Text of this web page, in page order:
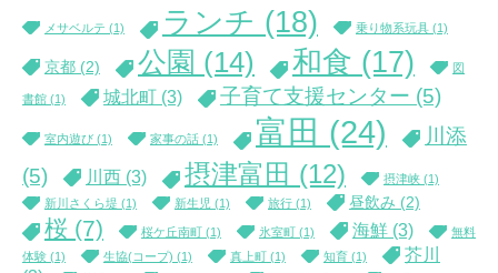
メサベルテ (1) ランチ (18) 乗り物系玩具 (1)
京都 (2) 公園 (14) 和食 (17) 図
書館 (1) 城北町 (3) 子育て支援センター (5)
室内遊び (1) 家事の話 (1) 富田 (24)
川添
(5)
川西 (3) 摂津富田 (12) 摂津峡 (1)
新川さくら堤 (1) 新生児 (1) 旅行 (1) 昼飲み (2)
桜 (7) 桜ケ丘南町 (1) 氷室町 (1) 海鮮 (3)
無料
体験 (1) 生協(コープ) (1) 真上町 (1) 知育 (1)
芥川